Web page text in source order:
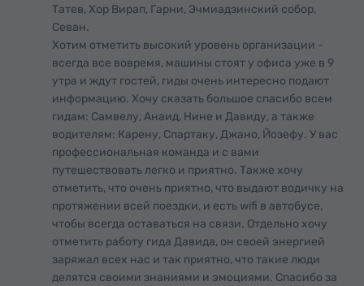
Татев, Хор Вирап, Гарни, Эчмиадзинский собор,
Севан.
Хотим отметить высокий уровень организации -
всегда все вовремя, машины стоят у офиса уже в 9
утра и ждут гостей, гиды очень интересно подают
информацию. Хочу сказать большое спасибо всем
гидам: Самвелу, Анаид, Нине и Давиду, а также
водителям: Карену, Спартаку, Джано, Йозефу. У вас
профессиональная команда и с вами
путешествовать легко и приятно. Также хочу
отметить, что очень приятно, что выдают водичку на
протяжении всей поездки, и есть wifi в автобусе,
чтобы всегда оставаться на связи. Отдельно хочу
отметить работу гида Давида, он своей энергией
заряжал всех нас и так приятно, что такие люди
делятся своими знаниями и эмоциями. Спасибо за